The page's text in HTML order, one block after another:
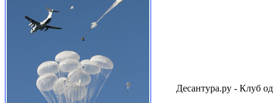
Десантура.ру - Клуб